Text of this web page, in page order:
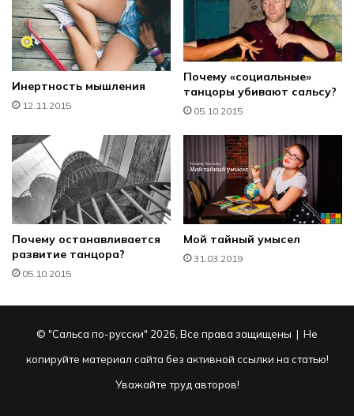
Инертность мышления
12.11.2015
Почему «социальные»
танцоры убивают сальсу?
05.10.2015
Почему останавливается
развитие танцора?
05.10.2015
Мой тайный умысел
31.03.2019
© "Сальса по-русски" 2026, Все права защищены | Не
копируйте материал сайта без активной ссылки на статью!
Уважайте труд авторов!